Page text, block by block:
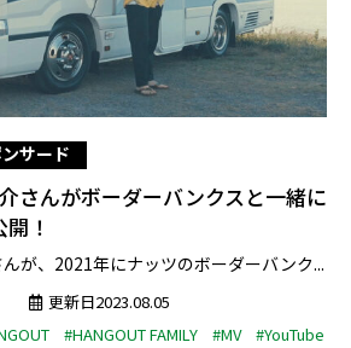
サード
さんがボーダーバンクスと一緒に
！
が、2021年にナッツのボーダーバンク...
更新日2023.08.05
#HANGOUT FAMILY #MV
#YouTube